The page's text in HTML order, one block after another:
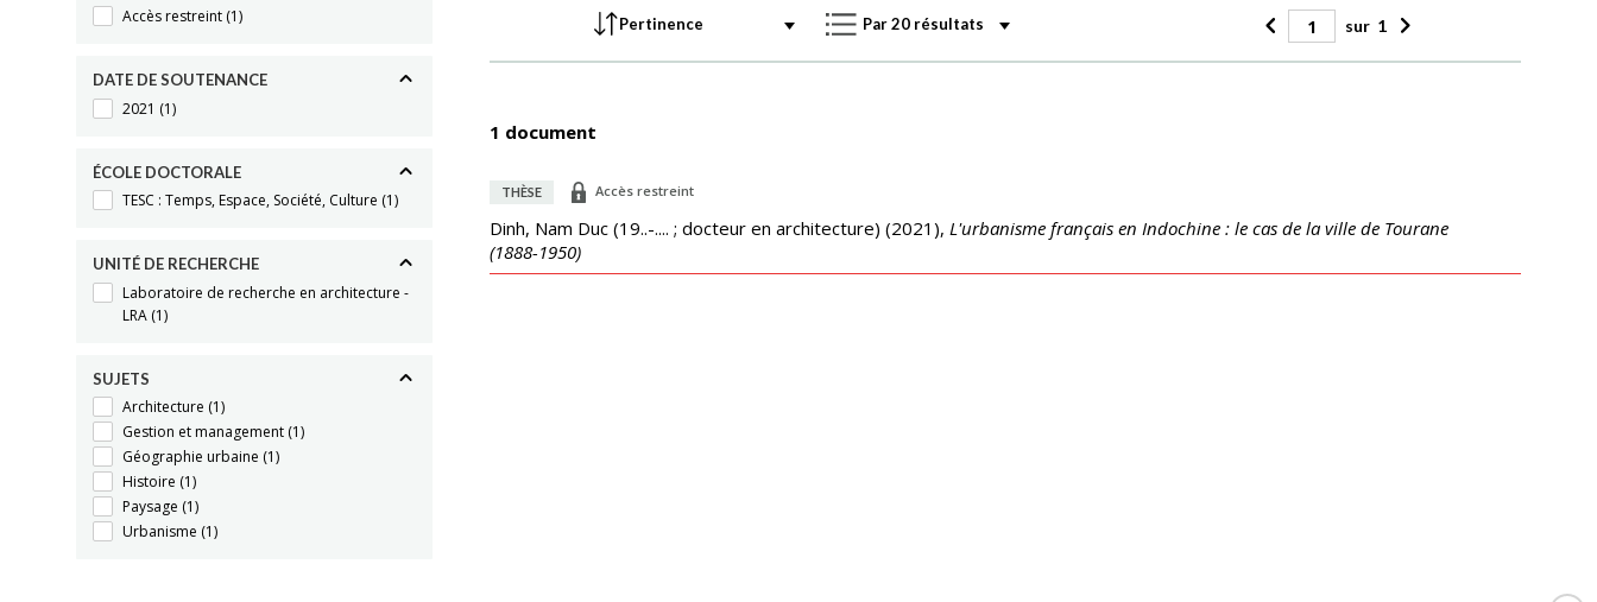
Accès restreint (1)
DATE DE SOUTENANCE
2021 (1)
ÉCOLE DOCTORALE
TESC : Temps, Espace, Société, Culture (1)
UNITÉ DE RECHERCHE
Laboratoire de recherche en architecture -
LRA (1)
SUJETS
Architecture (1)
Gestion et management (1)
Géographie urbaine (1)
Histoire (1)
Paysage (1)
Urbanisme (1)
sur 1
1 document
THÈSE Accès restreint
Dinh, Nam Duc (19..-.... ; docteur en architecture) (2021 ), L'urbanisme français en Indochine : le cas de la ville de Tourane
(1888-1950)